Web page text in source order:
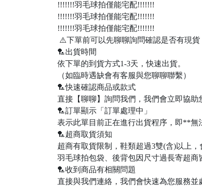
!!!!!!!羽毛球拍僅能宅配!!!!!!!
!!!!!!!羽毛球拍僅能宅配!!!!!!!
!!!!!!!羽毛球拍僅能宅配!!!!!!!
⚠️下單前可以先聊聊詢問確認是否有現
🏸出貨時間
依下單的到貨方式1-3天，快速出貨。
（如臨時遇缺會有客服與您聊聊聯繫）
🏸快速確認商品或款式
直接【聊聊】詢問我們，我們會立即協助
🏸訂單顯示「訂單處理中」
表示此單目前正在進行出貨程序，即**無
🏸超商取貨須知
超商有取貨限制，鞋類超過3雙(含)以上
羽毛球拍包袋、後背包因尺寸過長寄超商
🏸收到商品有相關問題
直接與我們連絡，我們會快速為您服務